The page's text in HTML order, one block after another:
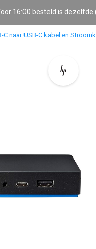
16:00 besteld is
naar USB-C kabel en